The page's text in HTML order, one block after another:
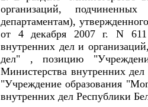
организаций,
департаментам),
от 4 декабря 2007 г. N 611
внутренних дел и
дел" , позицию
Министерства внутренних
"Учреждение образования
внутренних дел Республики